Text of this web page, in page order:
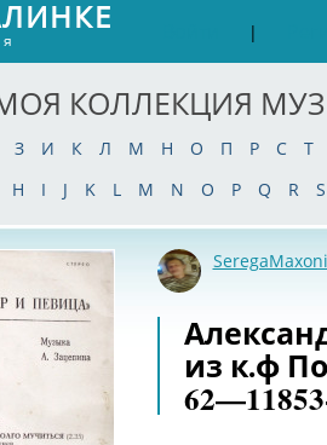
|
КОЛЛЕКЦИЯ
З И К Л М Н О П Р С
Т
H I J K L M N O P Q R S
из к.ф